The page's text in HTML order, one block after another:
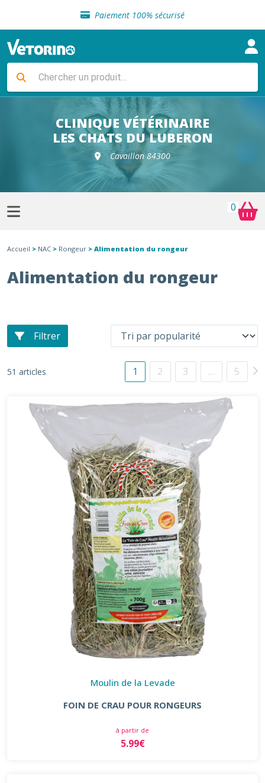
Paiement 100% sécurisé
Livraison gratuite en clinique vétérinaire
Sélection de croquettes vétérinaire
Livraison gratuite en clinique vétérinaire
Retour gratuit en clinique
Sélection de croquettes vétérinaire
CLINIQUE VÉTÉRINAIRE
LES CHATS DU LUBERON
Cavaillon 84300
0
Accueil > NAC > Rongeur > Alimentation du rongeur
Alimentation du rongeur
Filtrer
51 articles 1 2 3 … 5
Moulin de la Levade
FOIN DE CRAU POUR RONGEURS
à partir de
5.99€